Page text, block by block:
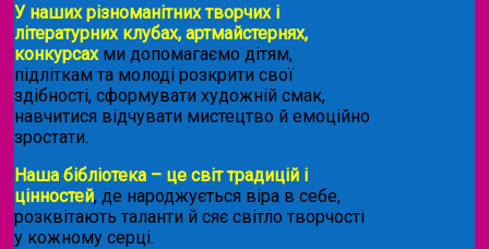
У наших різноманітних творчих і
літературних клубах, артмайстернях,
конкурсахми допомагаємо дітям,
підліткам та молоді розкрити свої
здібності, сформувати художній смак,
навчитися відчувати мистецтво й емоційно
зростати.
Наша бібліотека – це світ традицій і
цінностей, де народжується віра в себе,
розквітають таланти й сяє світло творчості
у кожному серці.